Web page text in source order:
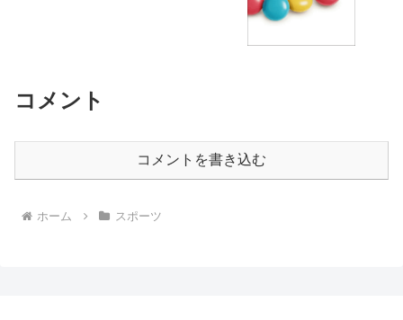
コメント
コメントを書き込む
ホーム スポーツ